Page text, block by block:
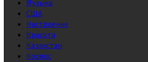
Музыка
США
Настроение
Красота
Казахстан
Космос